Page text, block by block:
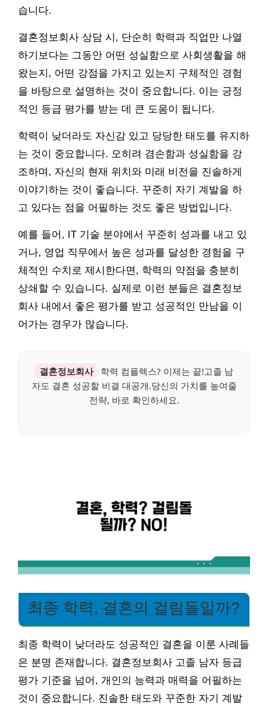
습니다.
결혼정보회사 상담 시, 단순히 학력과 직업만 나열
하기보다는 그동안 어떤 성실함으로 사회생활을 해
왔는지, 어떤 강점을 가지고 있는지 구체적인 경험
을 바탕으로 설명하는 것이 중요합니다. 이는 긍정
적인 등급 평가를 받는 데 큰 도움이 됩니다.
학력이 낮더라도 자신감 있고 당당한 태도를 유지하
는 것이 중요합니다. 오히려 겸손함과 성실함을 강
조하며, 자신의 현재 위치와 미래 비전을 진솔하게
이야기하는 것이 좋습니다. 꾸준히 자기 계발을 하
고 있다는 점을 어필하는 것도 좋은 방법입니다.
예를 들어, IT 기술 분야에서 꾸준히 성과를 내고 있
거나, 영업 직무에서 높은 성과를 달성한 경험을 구
체적인 수치로 제시한다면, 학력의 약점을 충분히
상쇄할 수 있습니다. 실제로 이런 분들은 결혼정보
회사 내에서 좋은 평가를 받고 성공적인 만남을 이
어가는 경우가 많습니다.
결혼정보회사
학력 컴플렉스? 이제는 끝!고졸 남
자도 결혼 성공할 비결 대공개.당신의 가치를 높여줄
전략, 바로 확인하세요.
최종 학력, 결혼의 걸림돌일까?
최종 학력이 낮더라도 성공적인 결혼을 이룬 사례들
은 분명 존재합니다. 결혼정보회사 고졸 남자 등급
평가 기준을 넘어, 개인의 능력과 매력을 어필하는
것이 중요합니다. 진솔한 태도와 꾸준한 자기 계발